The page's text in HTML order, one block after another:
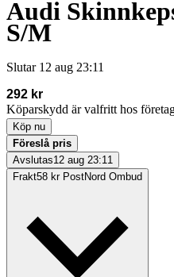
Audi
S/M
Slutar 12 aug 23:11
292 kr
Köparskydd är valfritt hos
Köp nu
Föreslå pris
Avslutas12 aug 23:11
Frakt58 kr PostNord Ombud